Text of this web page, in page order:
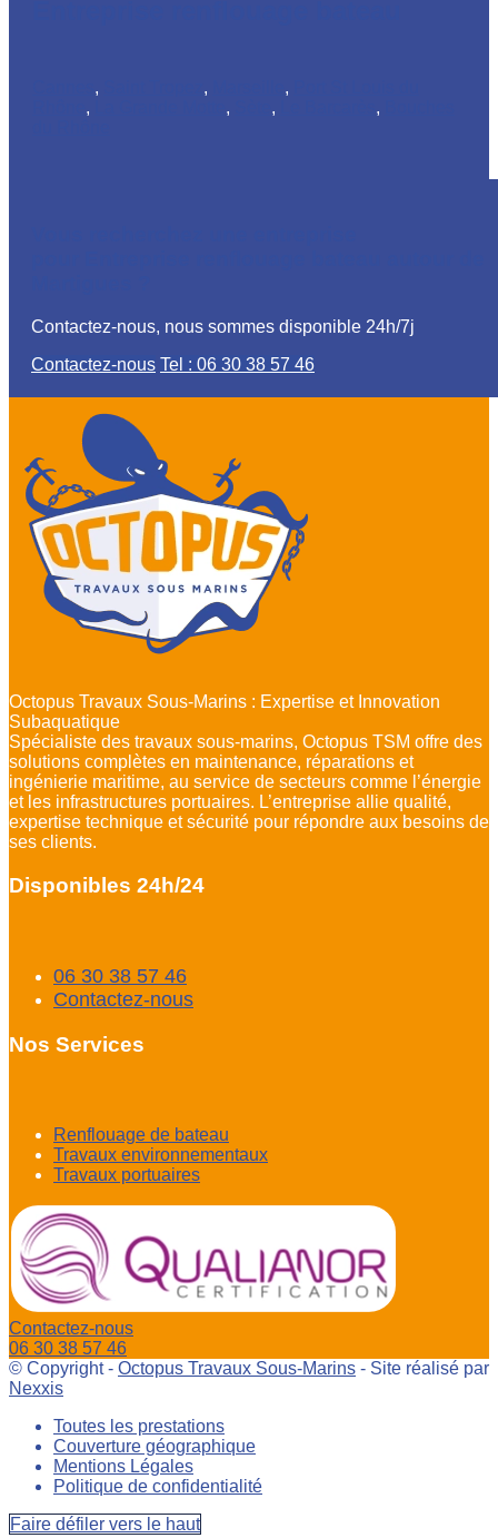
, , ,
, , , ,
Contactez-nous, nous sommes disponible 24h/7j
Contactez-nous Tel : 06 30 38 57 46
Octopus Travaux Sous-Marins : Expertise et Innovation
Subaquatique
Spécialiste des travaux sous-marins, Octopus TSM offre des
solutions complètes en maintenance, réparations et
ingénierie maritime, au service de secteurs comme l’énergie
et les infrastructures portuaires. L’entreprise allie qualité,
expertise technique et sécurité pour répondre aux besoins de
ses clients.
Disponibles 24h/24
06 30 38 57 46
Contactez-nous
Nos Services
Renflouage de bateau
Travaux environnementaux
Travaux portuaires
Contactez-nous
06 30 38 57 46
© Copyright - Octopus Travaux Sous-Marins - Site réalisé par
Nexxis
Toutes les prestations
Couverture géographique
Mentions Légales
Politique de confidentialité
Faire défiler vers le haut